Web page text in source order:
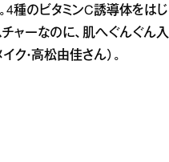
4種のビタミンC誘導体をはじ
チャーなのに、肌へぐんぐん入
ク・高松由佳さん）。